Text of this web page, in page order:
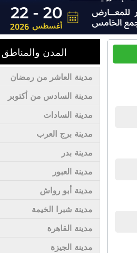
المدن والمناطق
مدينة العاشر من رمضان
مدينة السادس من أكتوبر
مدينة السادات
مدينة برج العرب
مدينة بدر
مدينة العبور
مدينة أبو رواش
مدينة شبرا الخيمة
مدينة القاهرة
مدينة الجيزة